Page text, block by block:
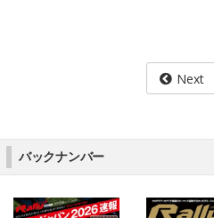
Next
バックナンバー